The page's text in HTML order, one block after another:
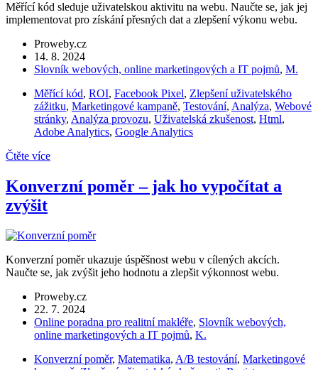
Měřící kód sleduje uživatelskou aktivitu na webu. Naučte se, jak jej
implementovat pro získání přesných dat a zlepšení výkonu webu.
Proweby.cz
14. 8. 2024
Slovník webových, online marketingových a IT pojmů, M.
Měřící kód, ROI, Facebook Pixel, Zlepšení uživatelského
zážitku, Marketingové kampaně, Testování, Analýza, Webové
stránky, Analýza provozu, Uživatelská zkušenost, Html,
Adobe Analytics, Google Analytics
Čtěte více
Konverzní poměr – jak ho vypočítat a
zvýšit
Konverzní poměr ukazuje úspěšnost webu v cílených akcích.
Naučte se, jak zvýšit jeho hodnotu a zlepšit výkonnost webu.
Proweby.cz
22. 7. 2024
Online poradna pro realitní makléře, Slovník webových,
online marketingových a IT pojmů, K.
Konverzní poměr, Matematika, A/B testování, Marketingové